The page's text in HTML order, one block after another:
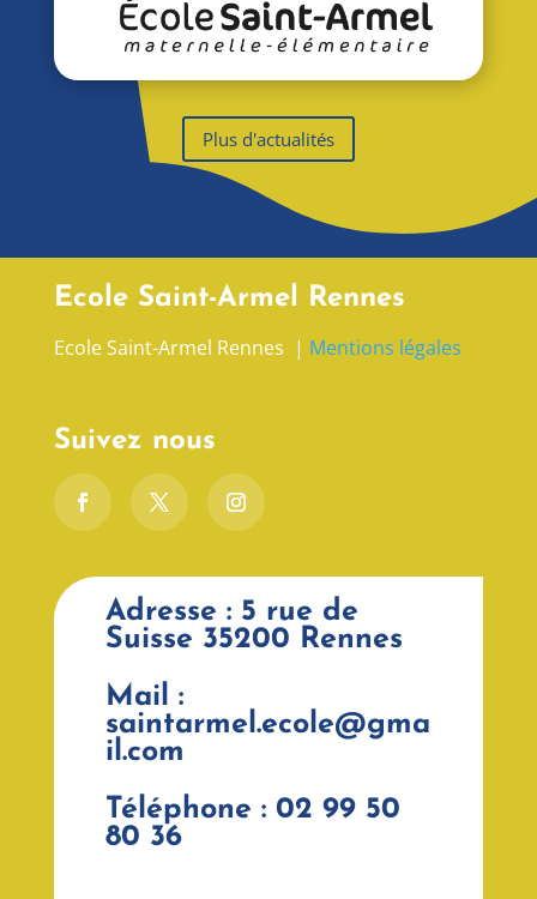
Plus d'actualités
Ecole Saint-Armel Rennes
Ecole Saint-Armel Rennes | Mentions légales
Suivez nous
Adresse : 5 rue de
Suisse 35200 Rennes
Mail :
saintarmel.ecole@gma
il.com
Téléphone : 02 99 50
80 36